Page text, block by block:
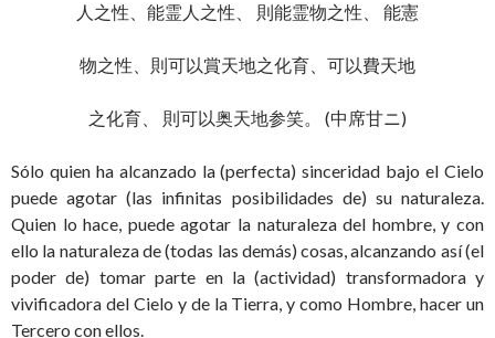
人之性、能霊人之性、 則能霊物之性、 能憲
物之性、則可以賞天地之化育、可以費天地
之化育、 則可以奥天地参笑。 (中席甘ニ)
Sólo quien ha alcanzado la (perfecta) sinceridad bajo el Cielo
puede agotar (las infinitas posibilidades de) su naturaleza.
Quien lo hace, puede agotar la naturaleza del hombre, y con
ello la naturaleza de (todas las demás) cosas, alcanzando así (el
poder de) tomar parte en la (actividad) transformadora y
vivificadora del Cielo y de la Tierra, y como Hombre, hacer un
Tercero con ellos.